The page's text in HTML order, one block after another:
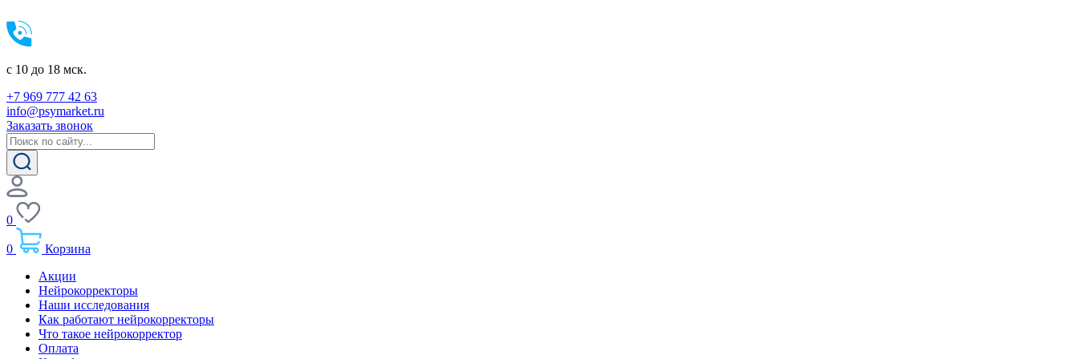
c 10 до 18 мск.
+7 969 777 42 63
info@psymarket.ru
Заказать звонок
0
0
Корзина
Акции
Нейрокорректоры
Наши исследования
Как работают нейрокорректоры
Что такое нейрокорректор
Оплата